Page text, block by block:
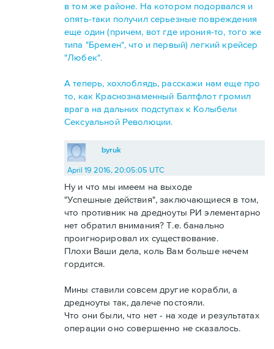
в том же районе. На котором подорвался и
опять-таки получил серьезные повреждения
еще один (причем, вот где ирония-то, того же
типа "Бремен", что и первый) легкий крейсер
"Любек".
А теперь, хохлоблядь, расскажи нам еще про
то, как Краснознаменный Балтфлот громил
врага на дальних подступах к Колыбели
Сексуальной Революции.
byruk
April 19 2016, 20:05:05 UTC
Ну и что мы имеем на выходе
"Успешные действия", заключающиеся в том,
что противник на дредноуты РИ элементарно
нет обратил внимания? Т.е. банально
проигнорировал их существование.
Плохи Ваши дела, коль Вам больше нечем
гордится.
Мины ставили совсем другие корабли, а
дредноуты так, далече постояли.
Что они были, что нет - на ходе и результатах
операции оно совершенно не сказалось.